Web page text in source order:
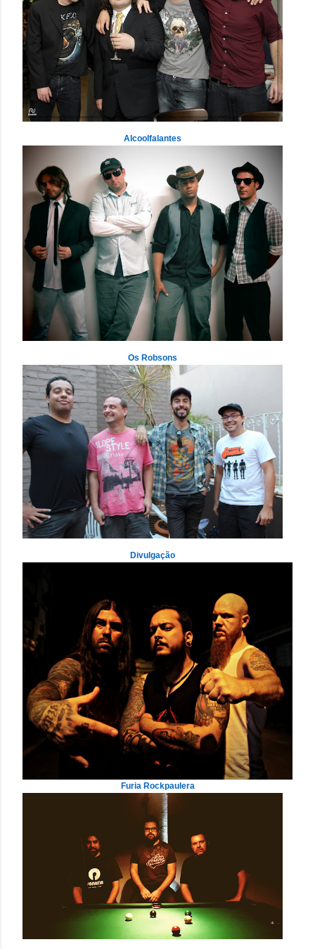
Alcoolfalantes
Os Robsons
Divulgação
Furia Rockpaulera